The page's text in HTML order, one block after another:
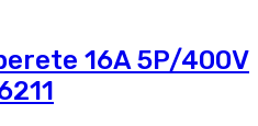
16A 5P/400V